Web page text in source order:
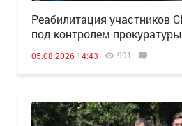
Реабилитация участников
под контролем прокуратуры
05.08.2026 14:43 991